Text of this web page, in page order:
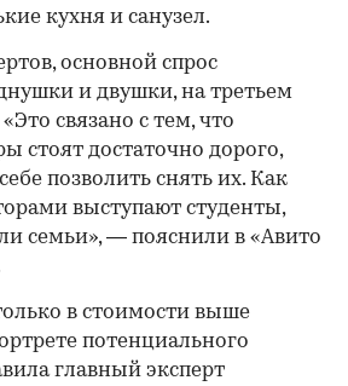
кухня и санузел.
основной спрос
и двушки, на третьем
связано с тем, что
стоят достаточно дорого,
позволить снять их. Как
выступают студенты,
семьи», — пояснили в «Авито
в стоимости выше
потенциального
главный эксперт